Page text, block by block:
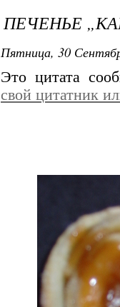
ПЕЧЕНЬЕ
Пятница, 30
Это цитата
свой цитатник